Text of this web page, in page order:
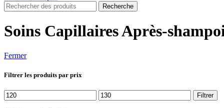
Recherche
Soins Capillaires Après-
Fermer
Filtrer les produits par prix
Prix
min
Prix
max
Filtrer